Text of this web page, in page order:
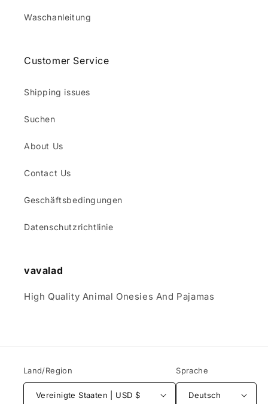
Waschanleitung
Customer Service
Shipping issues
Suchen
About Us
Contact Us
Geschäftsbedingungen
Datenschutzrichtlinie
vavalad
High Quality Animal Onesies And Pajamas
Land/Region
Vereinigte Staaten | USD $
Sprache
Deutsch